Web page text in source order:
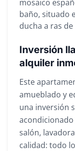
mosaico
baño, situado
ducha a ras de
Inversión
alquiler
Este
amueblado y
una inversión
salón,
calidad: todo